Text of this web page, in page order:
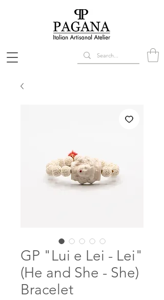
GP "Lui e Lei - Lei"
(He and She - She)
Bracelet